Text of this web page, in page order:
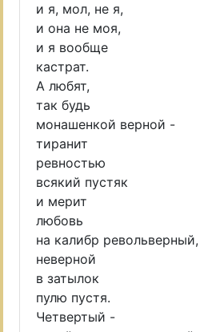
и я, мол, не я,
и она не моя,
и я вообще
кастрат.
А любят,
так будь
монашенкой верной -
тиранит
ревностью
всякий пустяк
и мерит
любовь
на калибр револьверный,
неверной
в затылок
пулю пустя.
Четвертый -